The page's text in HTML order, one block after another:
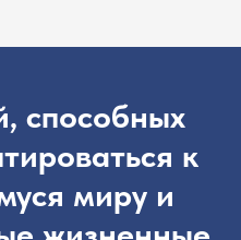
способных
к
миру и